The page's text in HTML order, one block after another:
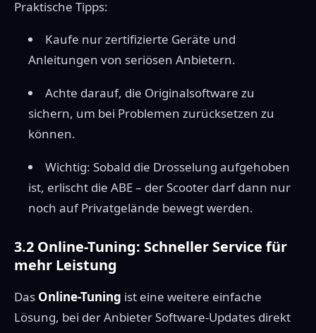
Praktische Tipps:
Kaufe nur zertifizierte Geräte und
Anleitungen von seriösen Anbietern.
Achte darauf, die Originalsoftware zu
sichern, um bei Problemen zurücksetzen zu
können.
Wichtig: Sobald die Drosselung aufgehoben
ist, erlischt die ABE – der Scooter darf dann nur
noch auf Privatgelände bewegt werden.
3.2 Online-Tuning: Schneller Service für
mehr Leistung
Das Online-Tuning ist eine weitere einfache
Lösung, bei der Anbieter Software-Updates direkt